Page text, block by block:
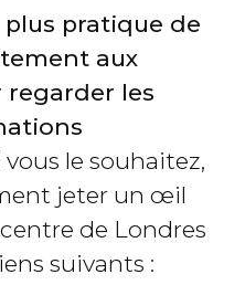
plus pratique de
aux
regarder les
vous le souhaitez,
jeter un œil
de Londres
suivants :